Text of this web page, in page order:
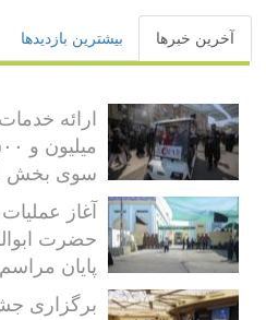
آخرین خبرها بیشترین بازدیدها
سوی بخش
آغاز
حضرت
پایان
برگزاری